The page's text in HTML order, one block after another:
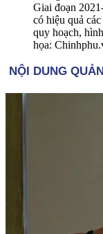
Giai đoạn
có hiệu quả
quy hoạch,
họa: